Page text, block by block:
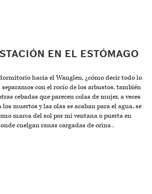
EN EL ESTÓMAGO
hacia el Wanglen, ¿cómo decir todo lo
separamos con el rocío de los arbustos, también
cebadas que parecen colas de mujer, a veces
los muertos y las olas se acaban para el agua, se
marca del sol por mi ventana o puerta en
cuelgan ranas cargadas de orina .